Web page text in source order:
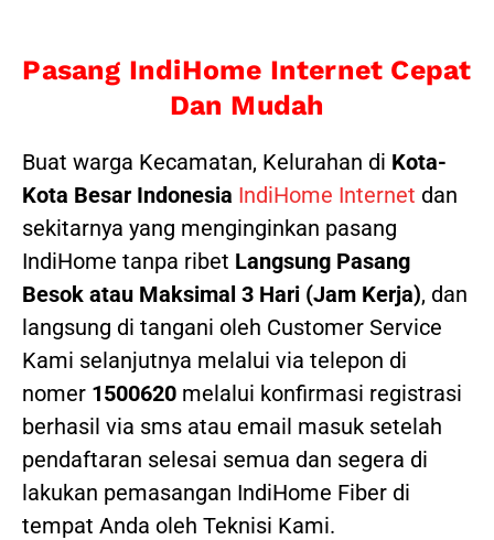
Pasang IndiHome Internet Cepat
Dan Mudah
Buat warga Kecamatan, Kelurahan di Kota-
Kota Besar Indonesia IndiHome Internet dan
sekitarnya yang menginginkan pasang
IndiHome tanpa ribet Langsung Pasang
Besok atau Maksimal 3 Hari (Jam Kerja), dan
langsung di tangani oleh Customer Service
Kami selanjutnya melalui via telepon di
nomer 1500620 melalui konfirmasi registrasi
berhasil via sms atau email masuk setelah
pendaftaran selesai semua dan segera di
lakukan pemasangan IndiHome Fiber di
tempat Anda oleh Teknisi Kami.